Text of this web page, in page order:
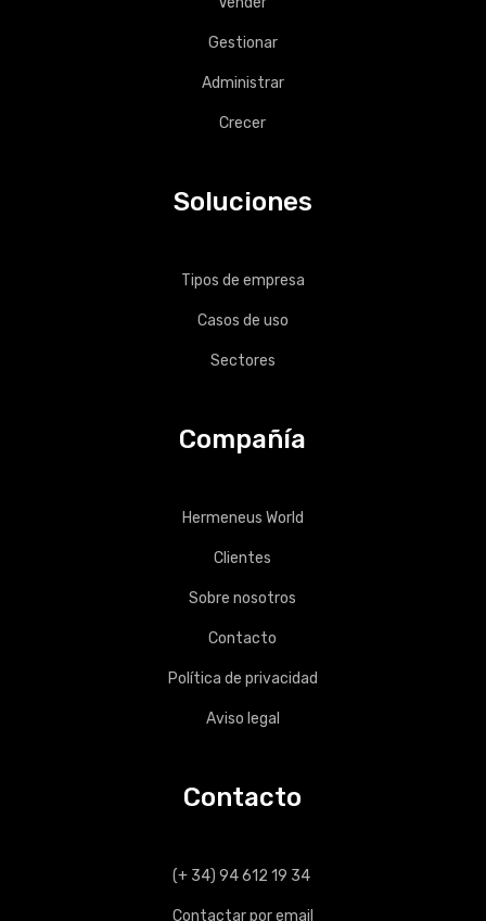
Gestionar
Administrar
Crecer
Soluciones
Tipos de empresa
Casos de uso
Sectores
Compañía
Hermeneus World
Clientes
Sobre nosotros
Contacto
Política de privacidad
Aviso legal
Contacto
(+ 34) 94 612 19 34
Contactar por email